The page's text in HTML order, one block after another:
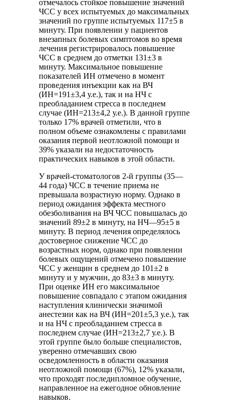
отмечалось стойкое повышение значений
ЧСС у всех испытуемых до максимальных
значений по группе испытуемых 117±5 в
минуту. При появлении у пациентов
внезапных болевых симптомов во время
лечения регистрировалось повышение
ЧСС в среднем до отметки 131±3 в
минуту. Максимальное повышение
показателей ИН отмечено в момент
проведения инъекции как на ВЧ
(ИН=191±3,4 у.е.), так и на НЧ с
преобладанием стресса в последнем
случае (ИН=213±4,2 у.е.). В данной группе
только 17% врачей отметили, что в
полном объеме ознакомлены с правилами
оказания первой неотложной помощи и
39% указали на недостаточность
практических навыков в этой области.
У врачей-стоматологов 2-й группы (35—
44 года) ЧСС в течение приема не
превышала возрастную норму. Однако в
период ожидания эффекта местного
обезболивания на ВЧ ЧСС повышалась до
значений 89±2 в минуту, на НЧ—95±5 в
минуту. В период лечения определялось
достоверное снижение ЧСС до
возрастных норм, однако при появлении
болевых ощущений отмечено повышение
ЧСС у женщин в среднем до 101±2 в
минуту и у мужчин, до 83±3 в минуту.
При оценке ИН его максимальное
повышение совпадало с этапом ожидания
наступления клинически значимой
анестезии как на ВЧ (ИН=201±5,3 у.е.), так
и на НЧ с преобладанием стресса в
последнем случае (ИН=213±2,7 у.е.). В
этой группе было больше специалистов,
уверенно отмечавших свою
осведомленность в области оказания
неотложной помощи (67%), 12% указали,
что проходят последипломное обучение,
направленное на ежегодное обновление
навыков.